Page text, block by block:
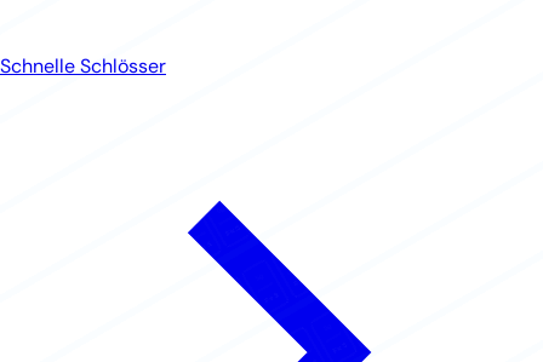
Schnelle Schlösser